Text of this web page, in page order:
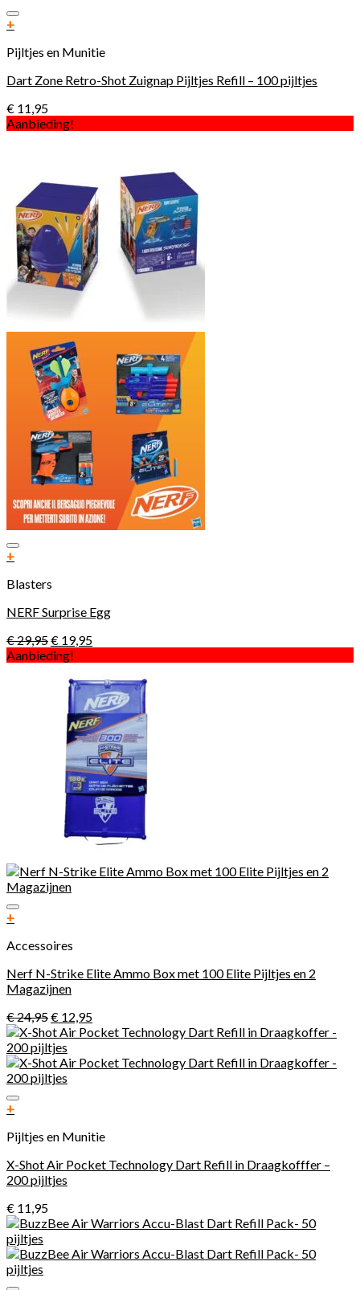
+
Pijltjes en Munitie
Dart Zone Retro-Shot Zuignap Pijltjes Refill – 100 pijltjes
€ 11,95
Aanbieding!
+
Blasters
NERF Surprise Egg
€29,95€ 19,95
Aanbieding!
+
Accessoires
Nerf N-Strike Elite Ammo Box met 100 Elite Pijltjes en 2
Magazijnen
€24,95€ 12,95
+
Pijltjes en Munitie
X-Shot Air Pocket Technology Dart Refill in Draagkofffer –
200 pijltjes
€ 11,95